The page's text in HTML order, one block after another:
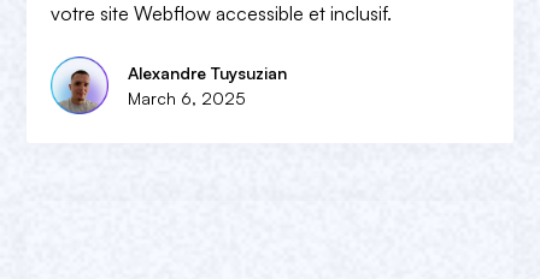
votre site Webflow accessible et inclusif.
Alexandre Tuysuzian
March 6, 2025